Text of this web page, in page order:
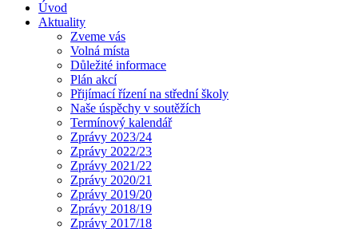
Úvod
Aktuality
Zveme vás
Volná místa
Důležité informace
Plán akcí
Přijímací řízení na střední školy
Naše úspěchy v soutěžích
Termínový kalendář
Zprávy 2023/24
Zprávy 2022/23
Zprávy 2021/22
Zprávy 2020/21
Zprávy 2019/20
Zprávy 2018/19
Zprávy 2017/18